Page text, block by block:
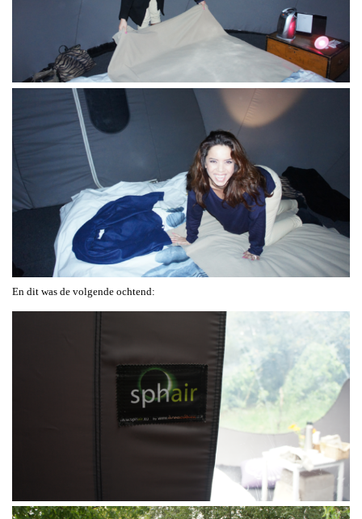
En dit was de volgende ochtend: